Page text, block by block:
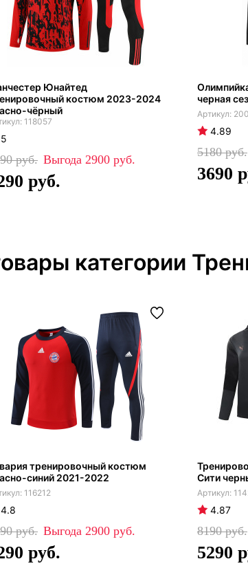
Юнайтед
костюм 2023-2024
чёрный
118057
5
2900
черная
4.89
5180
3690
категории
тренировочный костюм
синий 2021-2022
116212
4.8
2900
Сити
4.87
8190
5290